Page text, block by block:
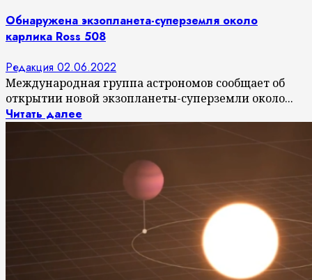
Обнаружена экзопланета-суперземля около
карлика Ross 508
Редакция 02.06.2022
Международная группа астрономов сообщает об
открытии новой экзопланеты-суперземли около...
Читать далее